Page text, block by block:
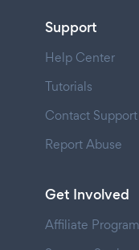
Support
Help Center
Tutorials
Contact Support
Report Abuse
Get Involved
Affiliate Program